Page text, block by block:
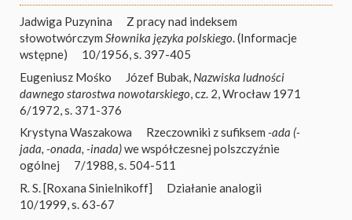
Jadwiga Puzynina
Z pracy nad indeksem
słowotwórczym Słownika języka polskiego. (Informacje
wstępne)
10/1956, s. 397-405
Eugeniusz Mośko
Józef Bubak, Nazwiska ludności
dawnego starostwa nowotarskiego , cz. 2, Wrocław 1971
6/1972, s. 371-376
Krystyna Waszakowa
Rzeczowniki z sufiksem -ada (-
jada, -onada, -inada)we współczesnej polszczyźnie
ogólnej
7/1988, s. 504-511
R. S. [Roxana Sinielnikoff]
Działanie analogii
10/1999, s. 63-67